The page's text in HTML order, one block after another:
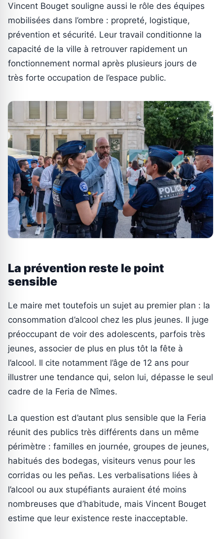
Vincent Bouget souligne aussi le rôle des équipes
mobilisées dans l’ombre : propreté, logistique,
prévention et sécurité. Leur travail conditionne la
capacité de la ville à retrouver rapidement un
fonctionnement normal après plusieurs jours de
très forte occupation de l’espace public.
La prévention reste le point
sensible
Le maire met toutefois un sujet au premier plan : la
consommation d’alcool chez les plus jeunes. Il juge
préoccupant de voir des adolescents, parfois très
jeunes, associer de plus en plus tôt la fête à
l’alcool. Il cite notamment l’âge de 12 ans pour
illustrer une tendance qui, selon lui, dépasse le seul
cadre de la Feria de Nîmes.
La question est d’autant plus sensible que la Feria
réunit des publics très différents dans un même
périmètre : familles en journée, groupes de jeunes,
habitués des bodegas, visiteurs venus pour les
corridas ou les peñas. Les verbalisations liées à
l’alcool ou aux stupéfiants auraient été moins
nombreuses que d’habitude, mais Vincent Bouget
estime que leur existence reste inacceptable.